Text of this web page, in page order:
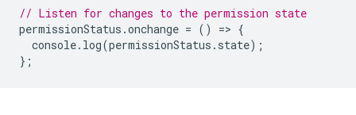
// Listen for changes to the permission state
permissionStatus .onchange = () => {
console. log(permissionStatus . state);
};